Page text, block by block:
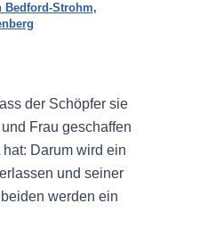
Bedford-Strohm,
der Schöpfer sie
Frau geschaffen
Darum wird ein
und seiner
werden ein